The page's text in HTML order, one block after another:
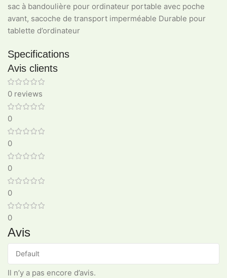
sac à bandoulière pour ordinateur portable avec poche
avant, sacoche de transport imperméable Durable pour
tablette d’ordinateur
Specifications
Avis clients
0 reviews
0
0
0
0
0
Avis
Il n’y a pas encore d’avis.